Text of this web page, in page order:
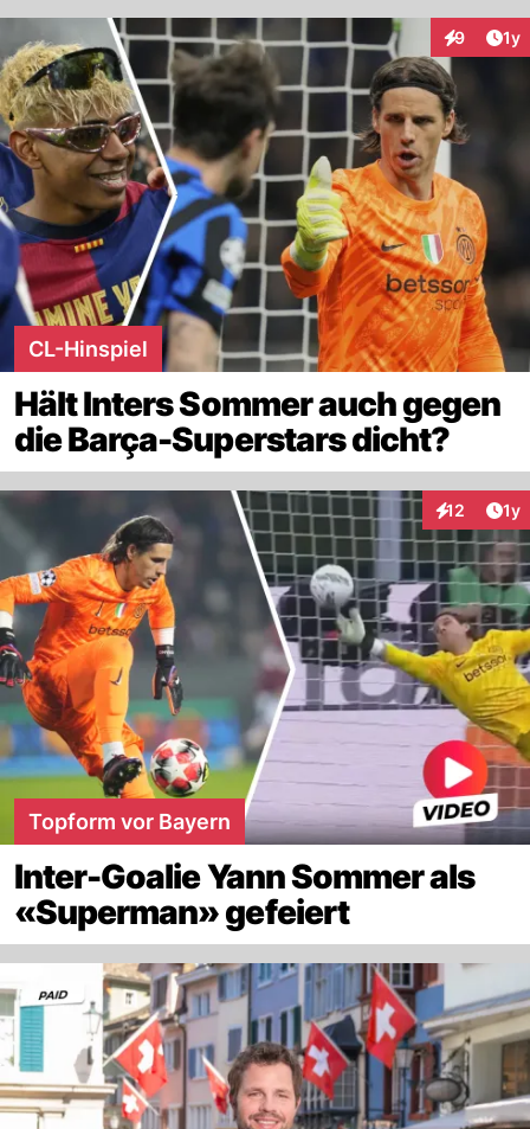
9 1y
CL-Hinspiel
Hält Inters Sommer auch gegen
die Barça-Superstars dicht?
12 1y
Topform vor Bayern
Inter-Goalie Yann Sommer als
«Superman» gefeiert